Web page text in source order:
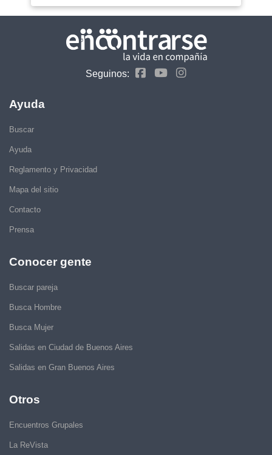
Seguinos:
Ayuda
Buscar
Ayuda
Reglamento y Privacidad
Mapa del sitio
Contacto
Prensa
Conocer gente
Buscar pareja
Busca Hombre
Busca Mujer
Salidas en Ciudad de Buenos Aires
Salidas en Gran Buenos Aires
Otros
Encuentros Grupales
La ReVista